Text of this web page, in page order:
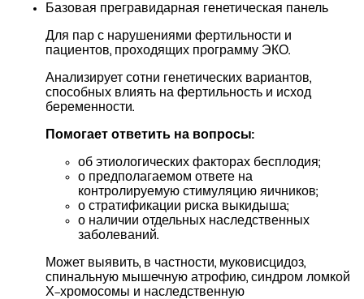
Базовая прегравидарная генетическая панель
Для пар с нарушениями фертильности и
пациентов, проходящих программу ЭКО.
Анализирует сотни генетических вариантов,
способных влиять на фертильность и исход
беременности.
Помогает ответить на вопросы:
об этиологических факторах бесплодия;
о предполагаемом ответе на
контролируемую стимуляцию яичников;
о стратификации риска выкидыша;
о наличии отдельных наследственных
заболеваний.
Может выявить, в частности, муковисцидоз,
спинальную мышечную атрофию, синдром ломкой
Х-хромосомы и наследственную